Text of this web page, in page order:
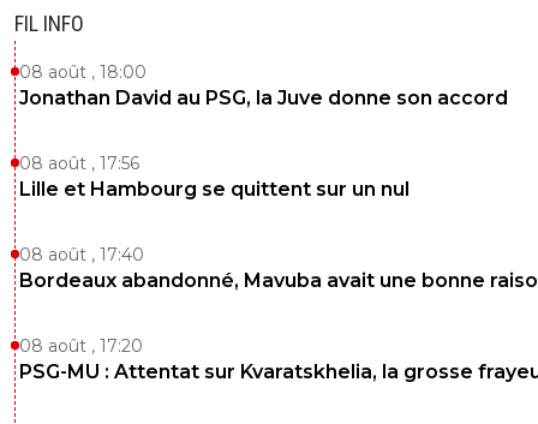
c'est pas mieux... et la prochaine fois arrête de
0+ Répondre
Qui connait son metier? Je raconte des
toi tu raconte des vérités. Va distiller tes
FIL INFO
08 août , 18:00
Jonathan David au PSG, la Juve donne son accord
08 août , 17:56
Lille et Hambourg se quittent sur un nul
08 août , 17:40
Bordeaux abandonné, Mavuba avait une bonne
08 août , 17:20
PSG-MU : Attentat sur Kvaratskhelia, la grosse